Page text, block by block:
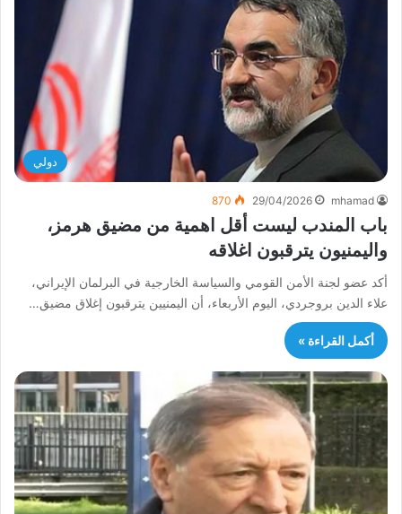
دولي
mhamad
29/04/2026
870
باب المندب ليست أقل اهمية من مضيق هرمز،
واليمنيون يترقبون اغلاقه
أكد عضو لجنة الأمن القومي والسياسة الخارجية في البرلمان الإيراني،
علاء الدين بروجردي، اليوم الأربعاء، أن اليمنيين يترقبون إغلاق مضيق…
أكمل القراءة »